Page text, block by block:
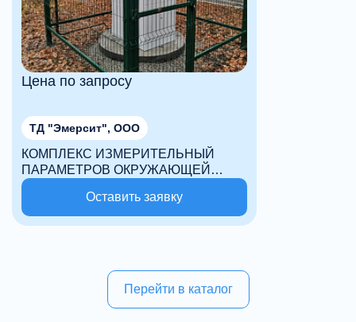
Цена по запросу
ТД "Эмерсит", ООО
КОМПЛЕКС ИЗМЕРИТЕЛЬНЫЙ
ПАРАМЕТРОВ ОКРУЖАЮЩЕЙ
СРЕДЫ «ЭМЕРСИТ-М35»
Оставить заявку
Перейти в каталог